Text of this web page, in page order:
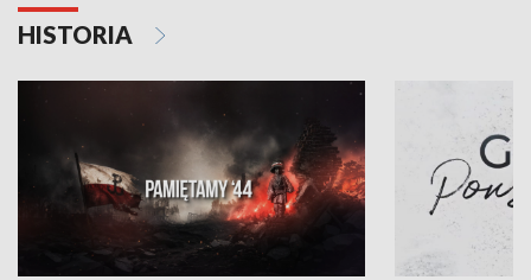
HISTORIA